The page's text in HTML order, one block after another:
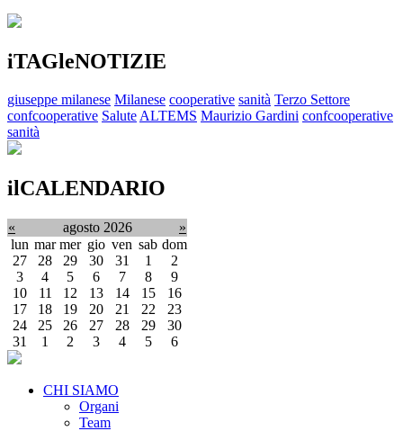
iTAGleNOTIZIE
giuseppe milanese Milanese cooperative sanità Terzo Settore
confcooperative Salute ALTEMS Maurizio Gardini confcooperative
sanità
ilCALENDARIO
« agosto 2026
»
lun mar mer gio ven sab dom
27
28 29 30 31 1
2
3
4 5 6 7 8
9
10
11 12 13 14 15
16
17
18 19 20 21 22
23
24
25 26 27 28 29
30
31
1 2 3 4 5 6
CHI SIAMO
Organi
Team